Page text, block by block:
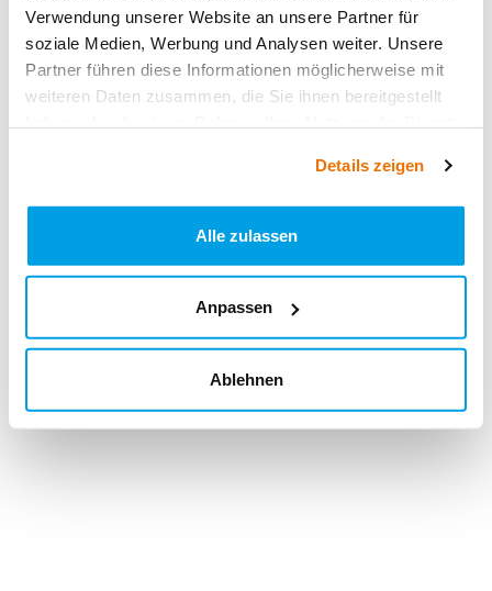
Verwendung unserer Website an unsere Partner für
soziale Medien, Werbung und Analysen weiter. Unsere
Partner führen diese Informationen möglicherweise mit
weiteren Daten zusammen, die Sie ihnen bereitgestellt
Details zeigen
Alle zulassen
Anpassen
Ablehnen